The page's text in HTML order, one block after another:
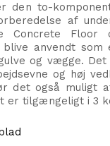
den to-
af
Concrete
anvendt som
og vægge.
og høj
det også muligt
er tilgængeligt i 3